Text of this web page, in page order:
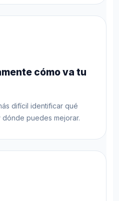
cómo va tu
difícil identificar qué
puedes mejorar.